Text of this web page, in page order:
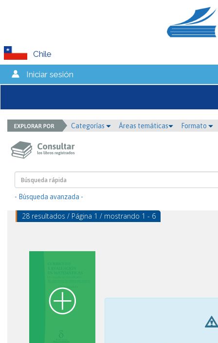
Chile
Iniciar sesión
Categorías Áreas temáticas Formato
- Búsqueda avanzada -
28 resultados / Página 1 / mostrando 1 - 6